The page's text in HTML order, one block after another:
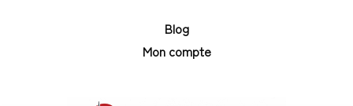
Blog
Mon compte